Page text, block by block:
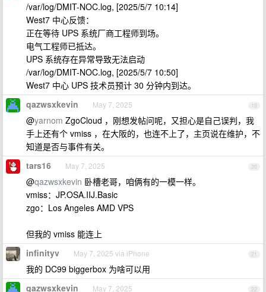
/var/log/DMIT-NOC.log, [2025/5/7 10:14]
West7 中心反馈：
正在等待 UPS 系统厂商工程师到场。
电气工程师已抵达。
UPS 系统存在异常导致无法启动
/var/log/DMIT-NOC.log, [2025/5/7 10:50]
West7 中心 UPS 技术员预计 30 分钟内到达。
19
qazwsxkevin May 7, 2025
@yarnom ZgoCloud ，刚想发帖问呢，又担心是自己误判，我
手上还有个 vmiss ，在大阪的，也连不上了，主页说在维护，不
知道是否与事件有关。
20
tars16 May 7, 2025
@qazwsxkevin 卧槽老哥，咱俩有的一模一样。
vmiss：JP.OSA.IIJ.Basic
zgo：Los Angeles AMD VPS
但我的 vmiss 能连上
21
infinityv May 7, 2025 via iPhone
我的 DC99 biggerbox 为啥可以用
22
qazwsxkevin May 7, 2025